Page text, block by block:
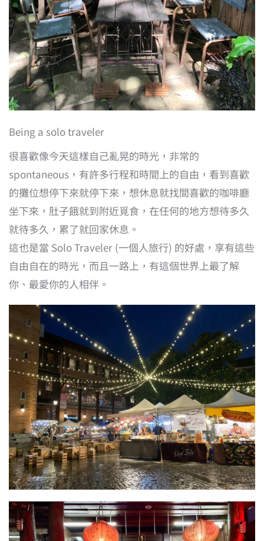
Being a solo traveler
很喜歡像今天這樣自己亂晃的時光，非常的
spontaneous，有許多行程和時間上的自由，看到喜歡
的攤位想停下來就停下來，想休息就找間喜歡的咖啡廳
坐下來，肚子餓就到附近覓食，在任何的地方想待多久
就待多久，累了就回家休息。
這也是當 Solo Traveler (一個人旅行) 的好處，享有這些
自由自在的時光，而且一路上，有這個世界上最了解
你、最愛你的人相伴。